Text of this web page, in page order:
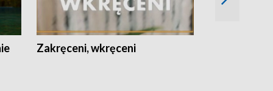
Zakręceni, wkręceni